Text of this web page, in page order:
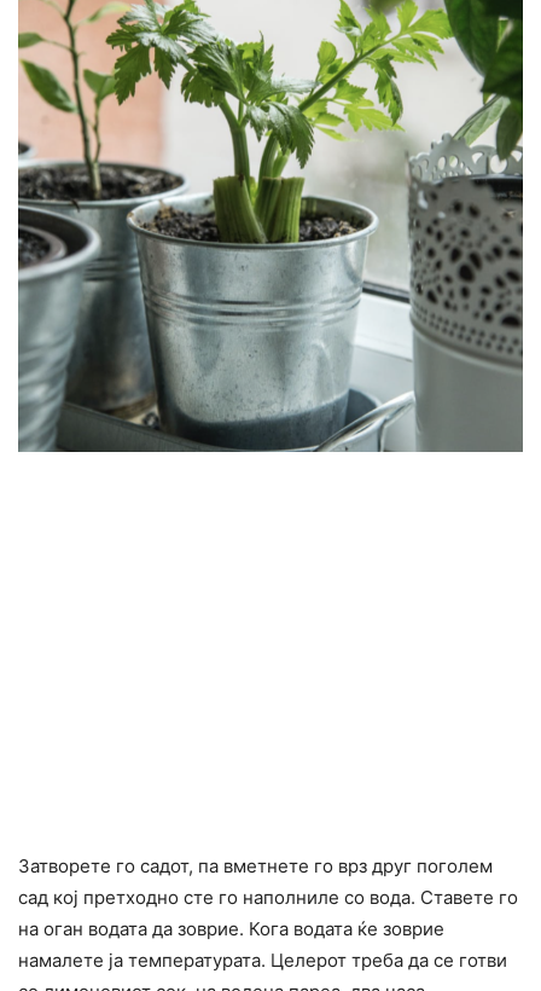
Затворете го садот, па вметнете го врз друг поголем
сад кој претходно сте го наполниле со вода. Ставете го
на оган водата да зоврие. Кога водата ќе зоврие
намалете ја температурата. Целерот треба да се готви